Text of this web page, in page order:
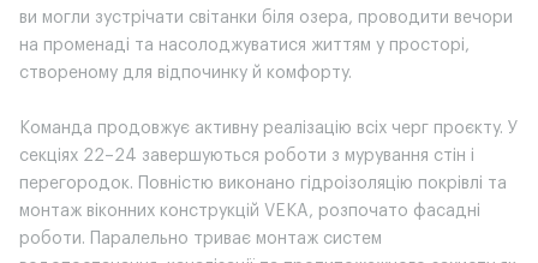
ви могли зустрічати світанки біля озера, проводити вечори
на променаді та насолоджуватися життям у просторі,
створеному для відпочинку й комфорту.
Команда продовжує активну реалізацію всіх черг проєкту. У
секціях 22–24 завершуються роботи з мурування стін і
перегородок. Повністю виконано гідроізоляцію покрівлі та
монтаж віконних конструкцій VEKA, розпочато фасадні
роботи. Паралельно триває монтаж систем